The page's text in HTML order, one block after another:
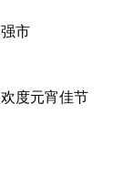
市
度元宵佳节